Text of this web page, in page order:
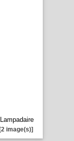
[2 image(s)]